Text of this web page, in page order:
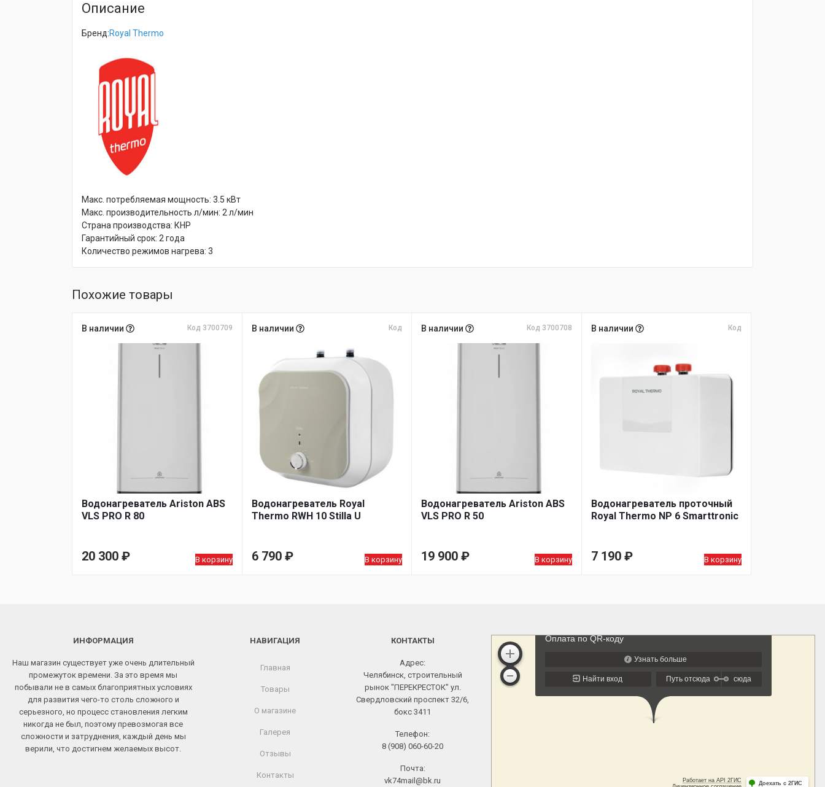
Описание
Бренд:Royal Thermo
Макс. потребляемая мощность: 3.5 кВт
Макс. производительность л/мин: 2 л/мин
Страна производства: КНР
Гарантийный срок: 2 года
Количество режимов нагрева: 3
Похожие товары
В наличии Код 3700709
Водонагреватель Ariston ABS
VLS PRO R 80
20 300 ₽ В корзину
В наличии Код
Водонагреватель Royal
Thermo RWH 10 Stilla U
6 790 ₽ В корзину
В наличии Код 3700708
Водонагреватель Ariston ABS
VLS PRO R 50
19 900 ₽ В корзину
В наличии Код
Водонагреватель проточный
Royal Thermo NP 6 Smarttronic
7 190 ₽ В корзину
ИНФОРМАЦИЯ
Наш магазин существует уже очень длительный
промежуток времени. За это время мы
побывали не в самых благоприятных условиях
для развития чего-то столь сложного и
серьезного, но процесс становления легким
никогда не был, поэтому превозмогая все
сложности и затруднения, каждый день мы
верили, что достигнем желаемых высот.
НАВИГАЦИЯ
Главная
Товары
О магазине
Галерея
Отзывы
Контакты
КОНТАКТЫ
Адрес:
Челябинск, строительный
рынок "ПЕРЕКРЕСТОК" ул.
Свердловский проспект 32/6,
бокс 3411
Телефон:
8 (908) 060-60-20
Почта:
vk74mail@bk.ru